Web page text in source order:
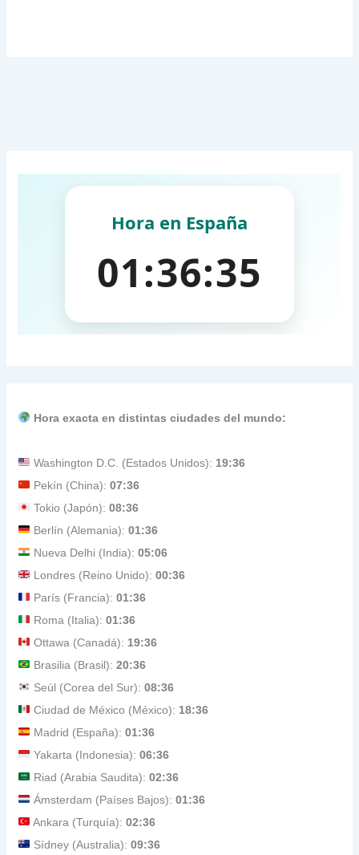
Hora exacta en distintas ciudades del mundo:
Washington D.C. (Estados Unidos): 19:36
Pekín (China):07:36
Tokio (Japón):08:36
Berlín (Alemania):01:36
Nueva Delhi (India):05:06
Londres (Reino Unido):00:36
París (Francia):01:36
Roma (Italia):01:36
Ottawa (Canadá): 19:36
Brasilia (Brasil):20:36
Seúl (Corea del Sur):08:36
Ciudad de México (México): 18:36
Madrid (España):01:36
Yakarta (Indonesia):06:36
Riad (Arabia Saudita):02:36
Ámsterdam (Países Bajos):01:36
Ankara (Turquía):02:36
Sídney (Australia):09:36